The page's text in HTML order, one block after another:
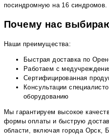
посиндромную на 16 синдромов.
Почему нас
Наши преимущества:
Быстрая доставка по
Работаем с
Сертифицированная
Консультации
оборудованию
Мы гарантируем высокое
формы оплаты и быструю
области, включая города Орск,